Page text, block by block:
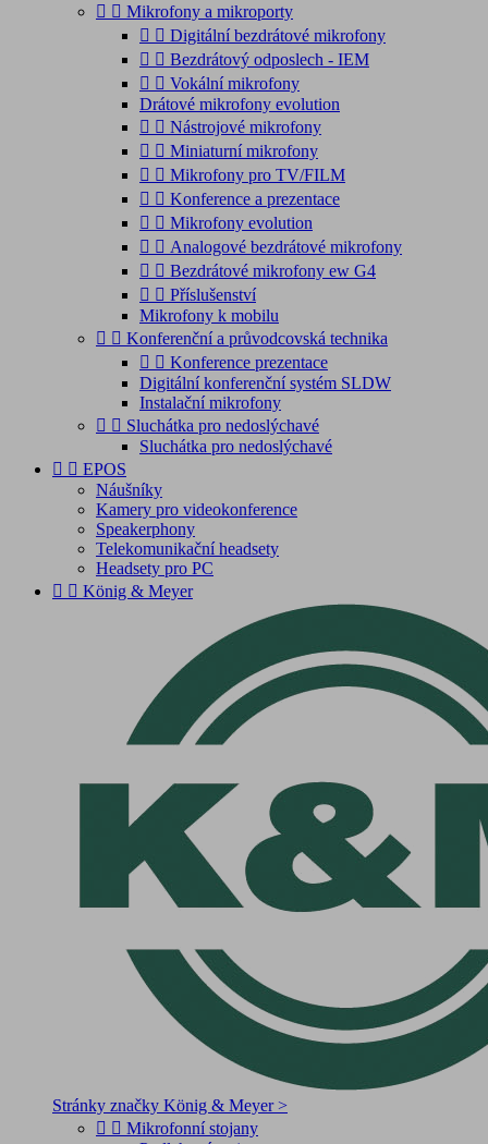
  Mikrofony a mikroporty
  Digitální bezdrátové mikrofony
  Bezdrátový odposlech - IEM
  Vokální mikrofony
Drátové mikrofony evolution
  Nástrojové mikrofony
  Miniaturní mikrofony
  Mikrofony pro TV/FILM
  Konference a prezentace
  Mikrofony evolution
  Analogové bezdrátové mikrofony
  Bezdrátové mikrofony ew G4
  Příslušenství
Mikrofony k mobilu
  Konferenční a průvodcovská technika
  Konference prezentace
Digitální konferenční systém SLDW
Instalační mikrofony
  Sluchátka pro nedoslýchavé
Sluchátka pro nedoslýchavé
  EPOS
Náušníky
Kamery pro videokonference
Speakerphony
Telekomunikační headsety
Headsety pro PC
  König & Meyer
Stránky značky König & Meyer >
  Mikrofonní stojany